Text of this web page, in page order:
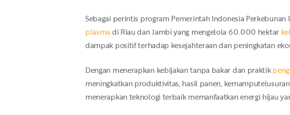
Sebagai perintis program Pemerintah Indonesia
plasma di Riau dan Jambi yang mengelola 60.000 hektar
dampak positif terhadap kesejahteraan dan peningkatan
Dengan menerapkan kebijakan tanpa bakar dan praktik
meningkatkan produktivitas, hasil panen,
menerapkan teknologi terbaik memanfaatkan energi hijau